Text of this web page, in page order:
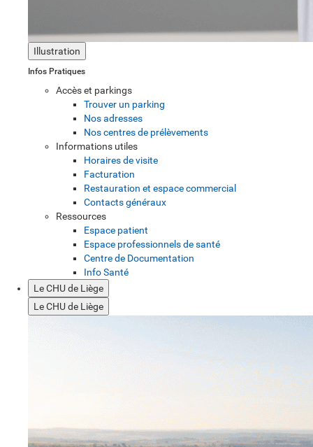
Illustration
Infos Pratiques
Accès et parkings
Trouver un parking
Nos adresses
Nos centres de prélèvements
Informations utiles
Horaires de visite
Facturation
Restauration et espace commercial
Contacts généraux
Ressources
Espace patient
Espace professionnels de santé
Centre de Documentation
Info Santé
Le CHU de Liège
Le CHU de Liège